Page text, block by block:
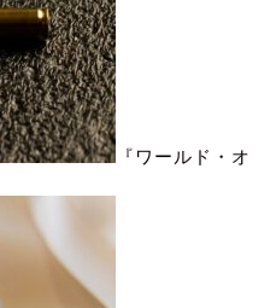
『ワールド・オ